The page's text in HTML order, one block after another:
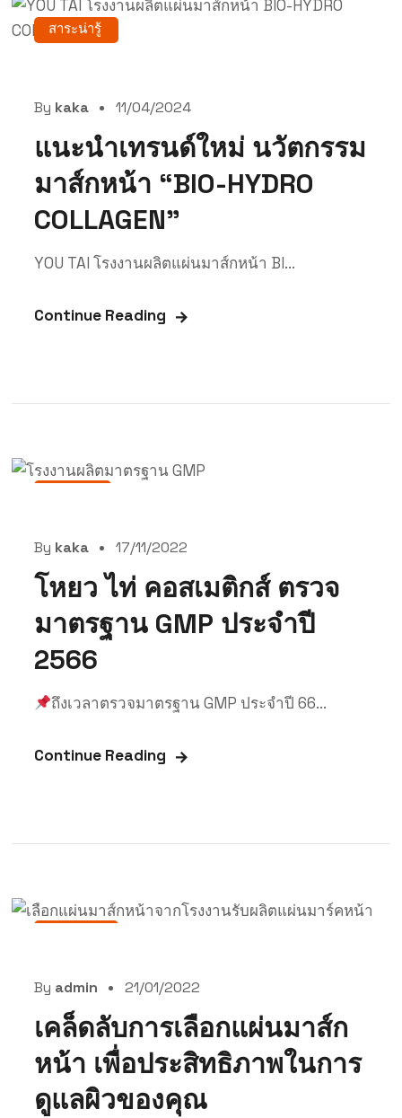
สาระน่ารู้
By kaka 11/04/2024
แนะนำเทรนด์ใหม่ นวัตกรรม
มาส์กหน้า “BIO-HYDRO
COLLAGEN”
YOU TAI โรงงานผลิตแผ่นมาส์กหน้า BI...
Continue Reading
By kaka 17/11/2022
โหยว ไท่ คอสเมติกส์ ตรวจ
มาตรฐาน GMP ประจำปี
2566
ถึงเวลาตรวจมาตรฐาน GMP ประจำปี 66...
Continue Reading
By admin 21/01/2022
เคล็ดลับการเลือกแผ่นมาส์ก
หน้า เพื่อประสิทธิภาพในการ
ดูแลผิวของคุณ